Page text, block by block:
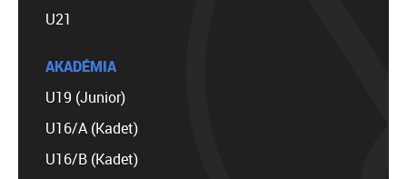
U21
AKADÉMIA
U19 (Junior)
U16/A (Kadet)
U16/B (Kadet)